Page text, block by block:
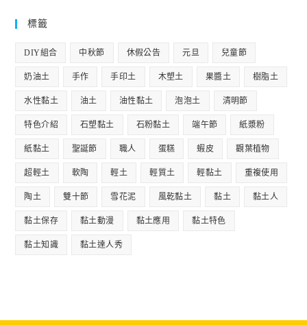
標籤
DIY組合 中秋節 休假公告 元旦 兒童節
奶油土 手作 手印土 木塑土 果醬土 樹脂土
水性黏土 油土 油性黏土 泡泡土 清明節
特色介紹 石塑黏土 石粉黏土 端午節 紙漿粉
紙黏土 聖誕節 職人 蛋糕 蝦皮 觀葉植物
超輕土 軟陶 輕土 輕質土 輕黏土 重複使用
陶土 雙十節 雪花泥 風乾黏土 黏土 黏土人
黏土保存 黏土動漫 黏土應用 黏土特色
黏土知識 黏土達人秀